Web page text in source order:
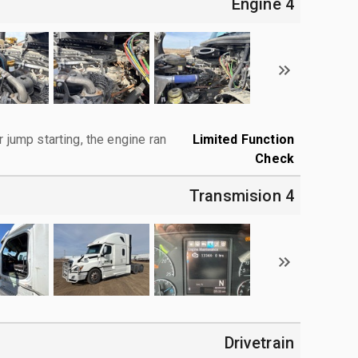
Limited Function
Check
jump starting, the engine ran.
4 Transmision
Drivetrain